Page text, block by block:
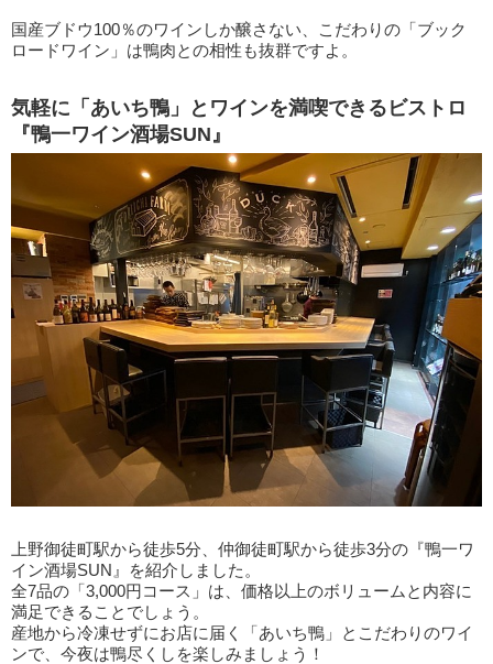
国産ブドウ100％のワインしか醸さない、こだわりの「ブック
ロードワイン」は鴨肉との相性も抜群ですよ。
気軽に「あいち鴨」とワインを満喫できるビストロ
『鴨一ワイン酒場SUN』
上野御徒町駅から徒歩5分、仲御徒町駅から徒歩3分の『鴨一ワ
イン酒場SUN』を紹介しました。
全7品の「3,000円コース」は、価格以上のボリュームと内容に
満足できることでしょう。
産地から冷凍せずにお店に届く「あいち鴨」とこだわりのワイ
ンで、今夜は鴨尽くしを楽しみましょう！